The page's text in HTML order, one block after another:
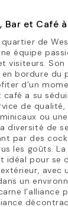
et Café
de
équipe
visiteurs. Son
bordure du
d’un
a su
de qualité,
ou
diversité de
par des
les goûts.
idéal pour se
avec
un
l’alliance